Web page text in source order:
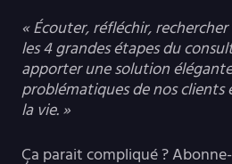
« Écouter, réfléchir,
les 4 grandes étapes du
apporter une solution
problématiques de nos clients
la vie. »
Ça parait compliqué ?